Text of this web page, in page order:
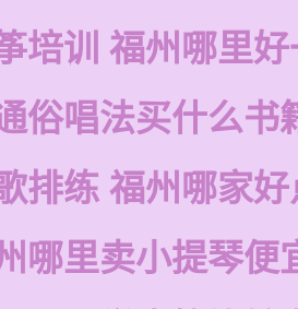
培训 福州哪里
俗唱法买什么书
排练 福州哪家好
哪里卖小提琴便